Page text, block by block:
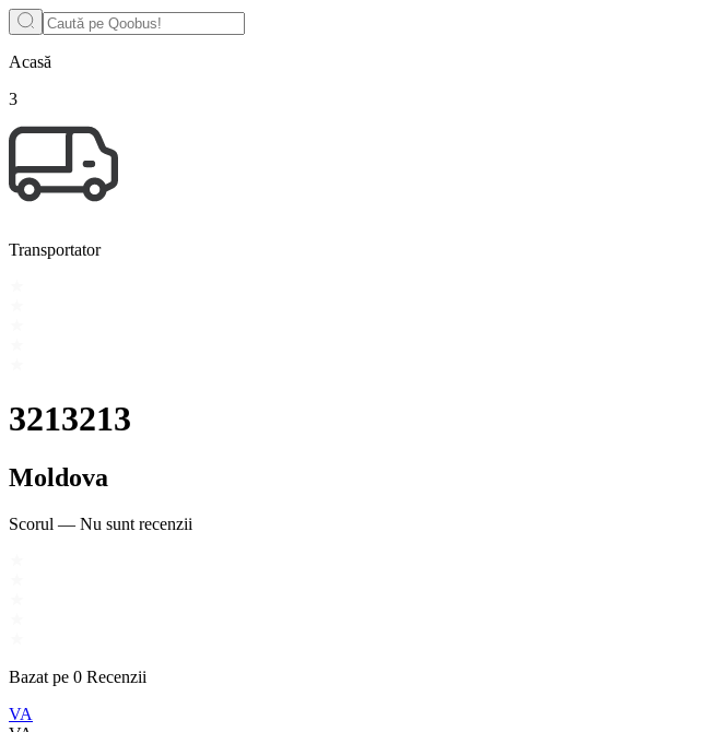
Acasă
3
Transportator
3213213
Moldova
Scorul — Nu sunt recenzii
Bazat pe 0 Recenzii
VA